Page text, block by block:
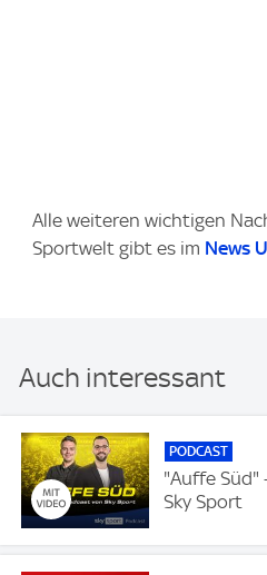
Alle weiteren wichtigen
Sportwelt gibt es im News
Auch interessant
PODCAST
"Auffe Süd"
Sky Sport